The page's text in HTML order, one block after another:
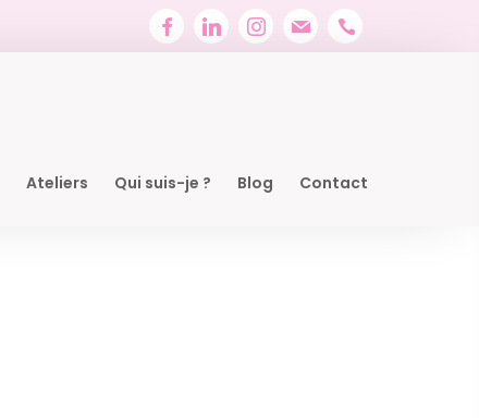
Ateliers Qui suis-je ? Blog Contact